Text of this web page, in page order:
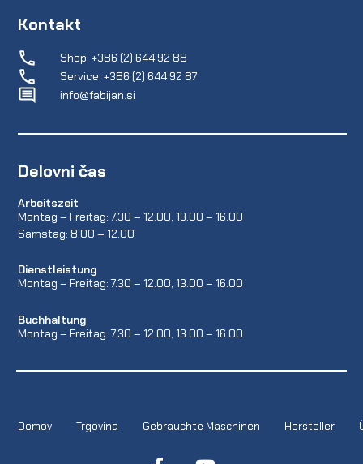
Kontakt
Shop: +386 (2) 644 92 88
Service: +386 (2) 644 92 87
info@fabijan.si
Delovni čas
Arbeitszeit
Montag – Freitag: 7.30 – 12.00, 13.00 – 16.00
Samstag: 8.00 – 12.00
Dienstleistung
Montag – Freitag: 7.30 – 12.00, 13.00 – 16.00
Buchhaltung
Montag – Freitag: 7.30 – 12.00, 13.00 – 16.00
Domov Trgovina Gebrauchte Maschinen Hersteller